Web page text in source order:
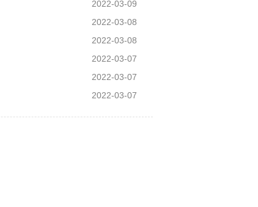
2022-03-09
2022-03-08
2022-03-08
2022-03-07
2022-03-07
2022-03-07